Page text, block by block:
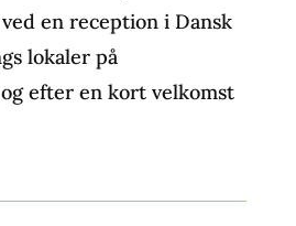
en reception i Dansk
lokaler på
efter en kort velkomst